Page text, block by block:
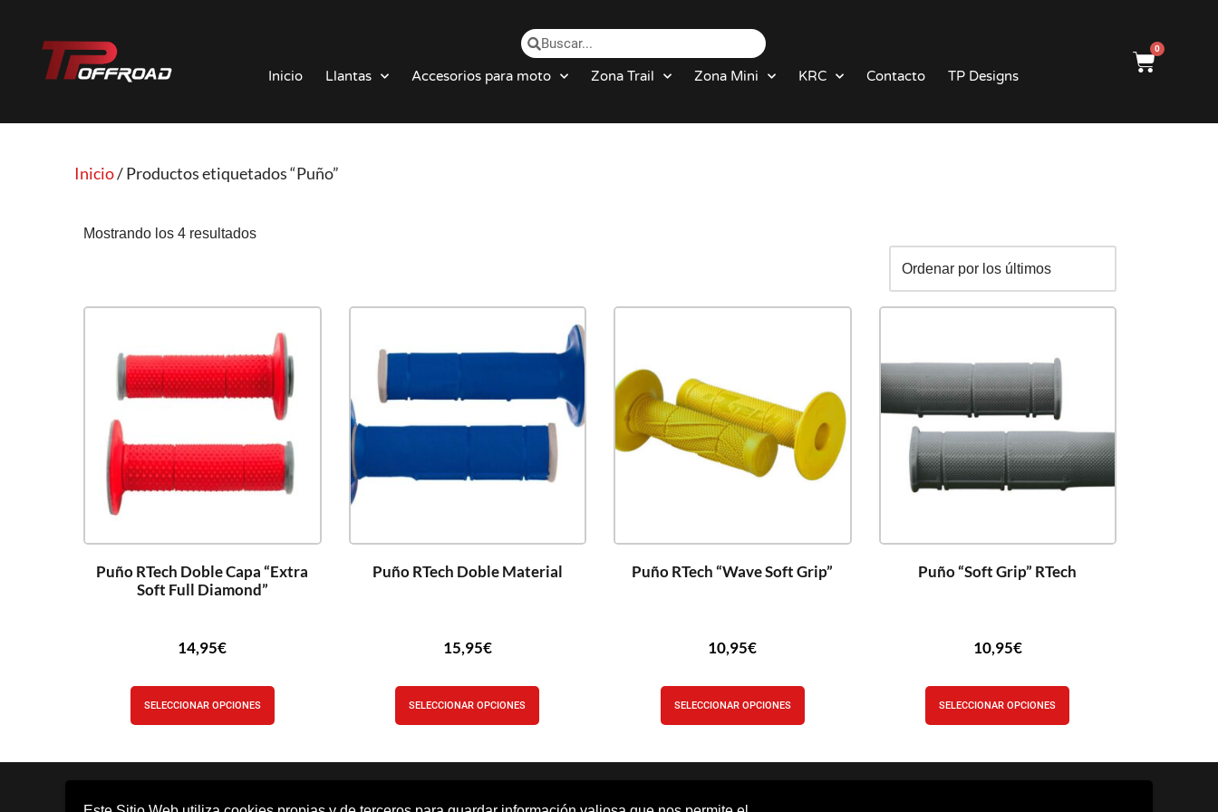
Saltar
Inicio Llantas Accesorios para moto Zona Trail Zona Mini KRC Contacto TP Designs
0
Inicio/ Productos etiquetados “Puño”
Mostrando los 4 resultados
Puño RTech Doble Capa “Extra
Soft Full Diamond”
14,95€
SELECCIONAR OPCIONES
Puño RTech Doble Material
15,95€
SELECCIONAR OPCIONES
Puño RTech “Wave Soft Grip”
10,95€
SELECCIONAR OPCIONES
Puño “Soft Grip” RTech
10,95€
SELECCIONAR OPCIONES